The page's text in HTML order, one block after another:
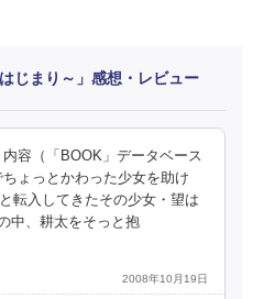
じまり～」感想・レビュー
内容（「BOOK」データベース
ょっとかわった少女を助け
転入してきたその少女・望は
中、耕太をそっと抱
2008年10月19日